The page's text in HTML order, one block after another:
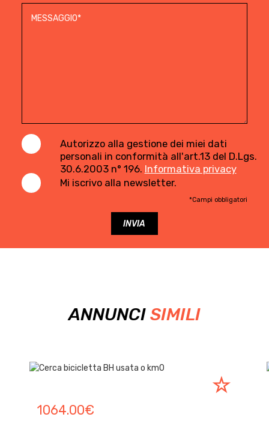
Autorizzo alla gestione dei miei dati
personali in conformità all'art.13 del D.Lgs.
30.6.2003 n° 196. Informativa privacy
Mi iscrivo alla newsletter.
*Campi obbligatori
ANNUNCI SIMILI
1064.00€